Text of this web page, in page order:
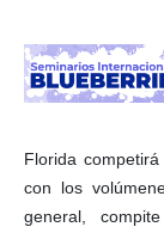
Florida
con los
general,